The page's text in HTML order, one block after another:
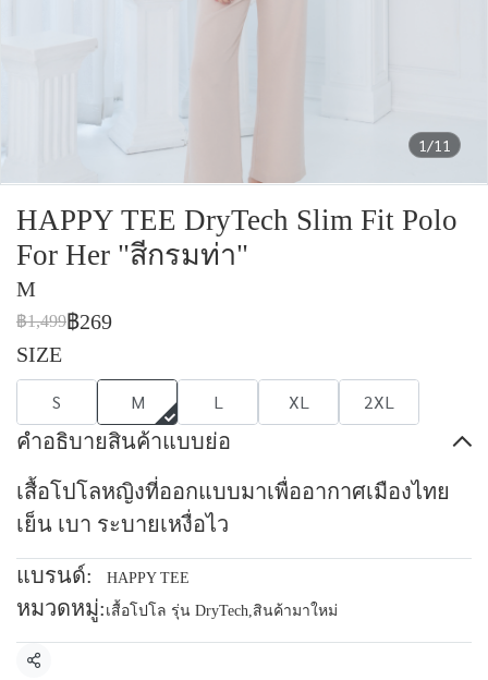
1/11
HAPPY TEE DryTech Slim Fit Polo
For Her "สีกรมท่า"
M
฿1,499฿269
SIZE
S M L XL 2XL
คำอธิบายสินค้าแบบย่อ
เสื้อโปโลหญิงที่ออกแบบมาเพื่ออากาศเมืองไทย
เย็น เบา ระบายเหงื่อไว
แบรนด์: HAPPY TEE
หมวดหมู่: เสื้อโปโล รุ่น DryTech,สินค้ามาใหม่
แชร์